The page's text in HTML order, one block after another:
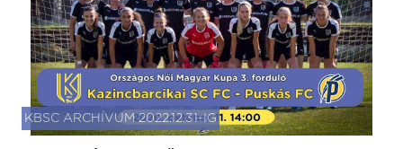
KBSC ARCHÍVUM 2022.12.31-IG